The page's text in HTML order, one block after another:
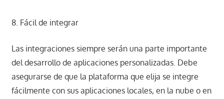
8. Fácil de integrar
Las integraciones siempre serán una parte importante
del desarrollo de aplicaciones personalizadas. Debe
asegurarse de que la plataforma que elija se integre
fácilmente con sus aplicaciones locales, en la nube o en